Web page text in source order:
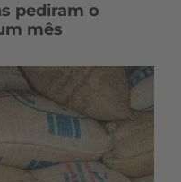
pediram o
mês